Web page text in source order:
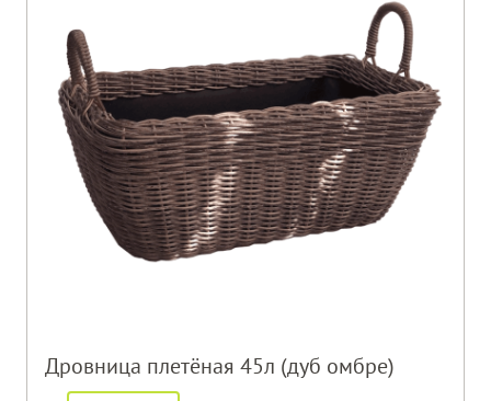
Дровница плетёная 45л (дуб омбре)